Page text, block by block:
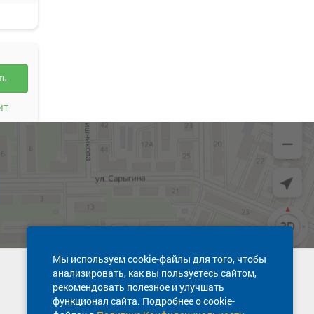
Мы используем cookie-файлы для того, чтобы
анализировать, как вы пользуетесь сайтом,
рекомендовать полезное и улучшать
функционал сайта. Подробнее о cookie-
Техническая поддержка сайта
8 800 600-03-38